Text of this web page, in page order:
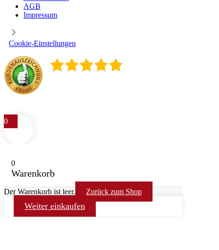
AGB
Impressum
Cookie-Einstellungen
0
0
Warenkorb
Der Warenkorb ist leer. Zurück zum Shop
Weiter einkaufen